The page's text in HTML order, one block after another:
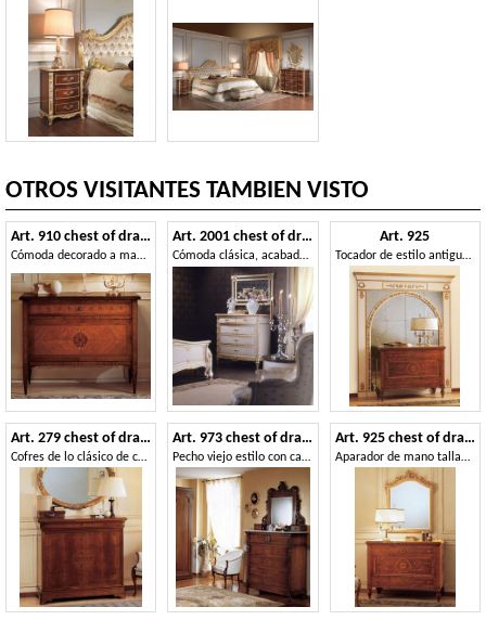
OTROS VISITANTES TAMBIEN VISTO
Art. 910 chest of drawers '700 Italiano Maggiolini
Cómoda decorado a mano, digno de un museo de arte histórico
Art. 2001 chest of drawers
Cómoda clásica, acabado en blanco en la hoja de oro, para villas de lujo
Art. 925
Tocador de estilo antiguo, cajones con incrustaciones preciosas
Art. 279 chest of drawers '800 Francese Luigi Filippo
Cofres de lo clásico de cajones, para los dormitorios de la villa
Art. 973 chest of drawers '800 Siciliano
Pecho viejo estilo con cajones, en madera decored, para el dormitorio
Art. 925 chest of drawers '700 Italiano Maggiolini
Aparador de mano tallada, con cajones embutidos, con estilo clásico